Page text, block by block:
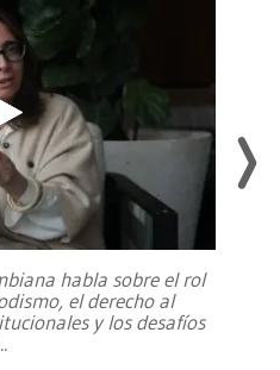
habla sobre el rol
el derecho al
y los desafíos